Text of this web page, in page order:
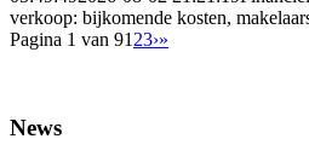
verkoop: bijkomende kosten,
Pagina 1 van 91 23›»
News